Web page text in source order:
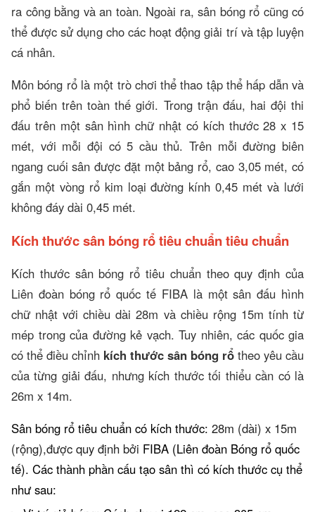
ra công bằng và an toàn. Ngoài ra, sân bóng rổ cũng có
thể được sử dụng cho các hoạt động giải trí và tập luyện
cá nhân.
Môn bóng rổ là một trò chơi thể thao tập thể hấp dẫn và
phổ biến trên toàn thế giới. Trong trận đấu, hai đội thi
đấu trên một sân hình chữ nhật có kích thước 28 x 15
mét, với mỗi đội có 5 cầu thủ. Trên mỗi đường biên
ngang cuối sân được đặt một bảng rổ, cao 3,05 mét, có
gắn một vòng rổ kim loại đường kính 0,45 mét và lưới
không đáy dài 0,45 mét.
Kích thước sân bóng rổ tiêu chuẩn tiêu chuẩn
Kích thước sân bóng rổ tiêu chuẩn theo quy định của
Liên đoàn bóng rổ quốc tế FIBA là một sân đấu hình
chữ nhật với chiều dài 28m và chiều rộng 15m tính từ
mép trong của đường kẻ vạch. Tuy nhiên, các quốc gia
có thể điều chỉnh kích thước sân bóng rổ theo yêu cầu
của từng giải đấu, nhưng kích thước tối thiểu cần có là
26m x 14m.
Sân bóng rổ tiêu chuẩn có kích thước: 28m (dài) x 15m
(rộng),được quy định bởi FIBA (Liên đoàn Bóng rổ quốc
tế). Các thành phần cấu tạo sân thì có kích thước cụ thể
như sau: